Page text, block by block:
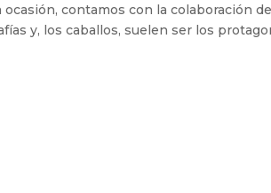
contamos con la colaboración
y, los caballos, suelen ser los